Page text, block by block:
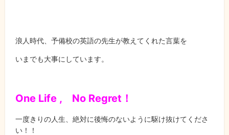
浪人時代、予備校の英語の先生が教えてくれた言葉を
いまでも大事にしています。
One Life , No Regret！
一度きりの人生、絶対に後悔のないように駆け抜けてくださ
い！！